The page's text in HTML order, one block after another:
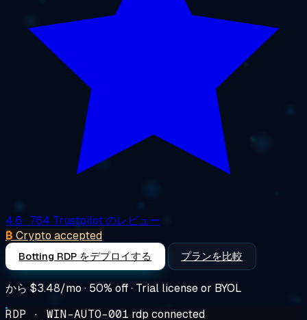
4.6 · 764 Trustpilot のレビュー
₿ Crypto accepted
Botting RDP をデプロイする プランを比較
から $3.48/mo · 50% off · Trial license or BYOL
RDP · WIN-AUTO-001 rdp connected